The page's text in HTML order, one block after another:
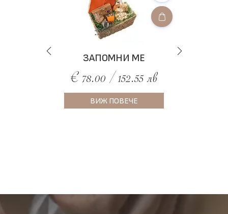
ЗАПОМНИ МЕ
€ 78.00 / 152.55 лв
ВИЖ ПОВЕЧЕ